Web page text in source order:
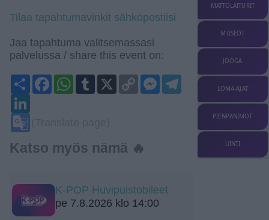
Tilaa tapahtumavinkit sähköpostiisi
Jaa tapahtuma valitsemassasi
palvelussa / share this event on:
ShareFacebookWhatsApp
Tumblr
X
Copy
Link
Messenger
Telegram
Katso myös nämä 🔥
K-POP Huvipuistobileet
pe 7.8.2026 klo 14:00
MATTOLAITURIT
MUSEOT
JOOGA
LOMA-AJAT
PIENPANIMOT
UINTI